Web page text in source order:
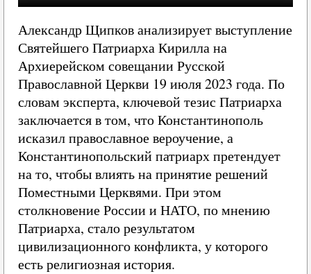
Александр Щипков анализирует выступление
Святейшего Патриарха Кирилла на
Архиерейском совещании Русской
Православной Церкви 19 июля 2023 года. По
словам эксперта, ключевой тезис Патриарха
заключается в том, что Константинополь
исказил православное вероучение, а
Константинопольский патриарх претендует
на то, чтобы влиять на принятие решений
Поместными Церквями. При этом
столкновение России и НАТО, по мнению
Патриарха, стало результатом
цивилизационного конфликта, у которого
есть религиозная история.